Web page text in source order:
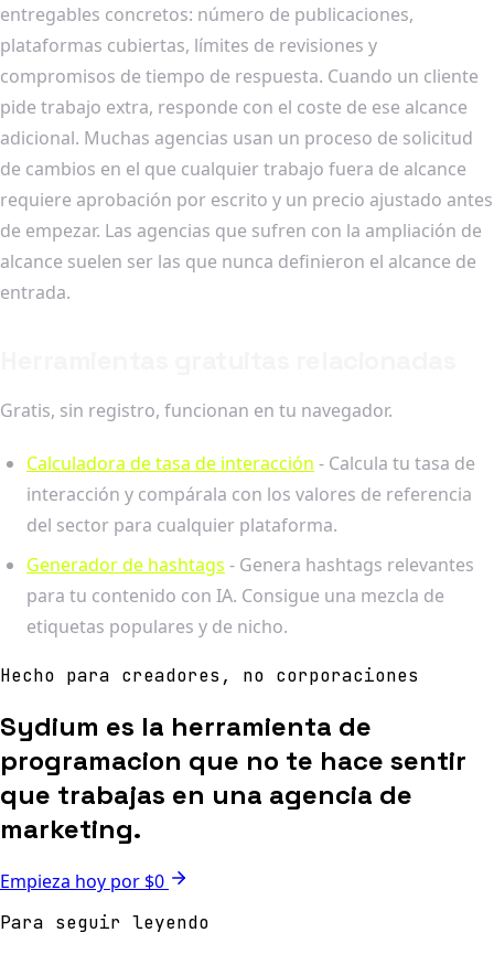
entregables concretos: número de publicaciones,
plataformas cubiertas, límites de revisiones y
compromisos de tiempo de respuesta. Cuando un cliente
pide trabajo extra, responde con el coste de ese alcance
adicional. Muchas agencias usan un proceso de solicitud
de cambios en el que cualquier trabajo fuera de alcance
requiere aprobación por escrito y un precio ajustado antes
de empezar. Las agencias que sufren con la ampliación de
alcance suelen ser las que nunca definieron el alcance de
entrada.
Gratis, sin registro, funcionan en tu navegador.
Calculadora de tasa de interacción - Calcula tu tasa de
interacción y compárala con los valores de referencia
del sector para cualquier plataforma.
Generador de hashtags - Genera hashtags relevantes
para tu contenido con IA. Consigue una mezcla de
etiquetas populares y de nicho.
Hecho para creadores, no corporaciones
Sydium es la herramienta de
programacion que no te hace sentir
que trabajas en una agencia de
marketing.
Empieza hoy por $0
Para seguir leyendo